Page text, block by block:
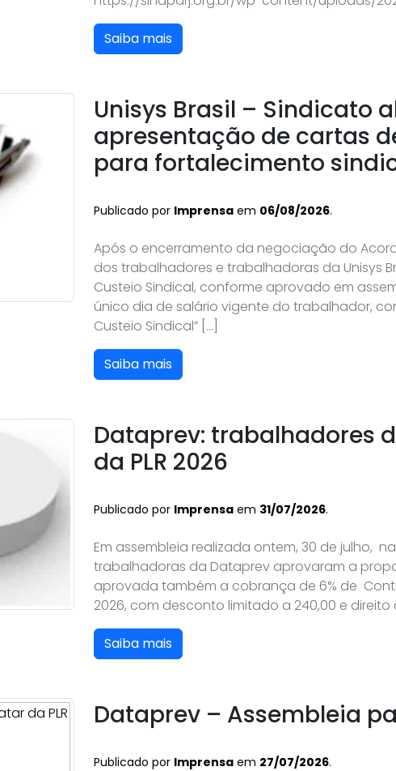
Saiba mais
Unisys Brasil – Sindicato
apresentação de cartas
para fortalecimento
Publicado por Imprensa em 06/08/2026.
Após o encerramento da negociação do
dos trabalhadores e trabalhadoras da Unisys
Custeio Sindical, conforme aprovado em
único dia de salário vigente do trabalhador,
Custeio Sindical” […]
Saiba mais
Dataprev: trabalhadores
da PLR 2026
Publicado por Imprensa em 31/07/2026.
Em assembleia realizada ontem, 30 de julho,
trabalhadoras da Dataprev aprovaram a
aprovada também a cobrança de 6% de
2026, com desconto limitado a 240,00 e
Saiba mais
Dataprev – Assembleia
Publicado por Imprensa em 27/07/2026.